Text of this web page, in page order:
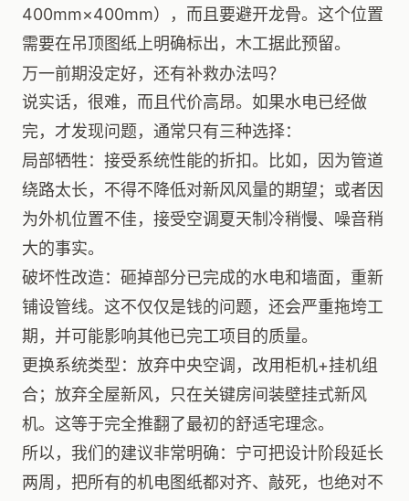
400mm×400mm），而且要避开龙骨。这个位置
需要在吊顶图纸上明确标出，木工据此预留。
万一前期没定好，还有补救办法吗？
说实话，很难，而且代价高昂。如果水电已经做
完，才发现问题，通常只有三种选择：
局部牺牲：接受系统性能的折扣。比如，因为管道
绕路太长，不得不降低对新风风量的期望；或者因
为外机位置不佳，接受空调夏天制冷稍慢、噪音稍
大的事实。
破坏性改造：砸掉部分已完成的水电和墙面，重新
铺设管线。这不仅仅是钱的问题，还会严重拖垮工
期，并可能影响其他已完工项目的质量。
更换系统类型：放弃中央空调，改用柜机+挂机组
合；放弃全屋新风，只在关键房间装壁挂式新风
机。这等于完全推翻了最初的舒适宅理念。
所以，我们的建议非常明确：宁可把设计阶段延长
两周，把所有的机电图纸都对齐、敲死，也绝对不